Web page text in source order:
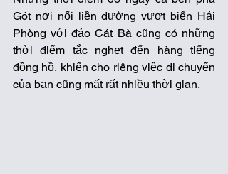
Gót nơi nối liền đường vượt biển Hải
Phòng với đảo Cát Bà cũng có những
thời điểm tắc nghẹt đến hàng tiếng
đồng hồ, khiến cho riêng việc di chuyển
của bạn cũng mất rất nhiều thời gian.